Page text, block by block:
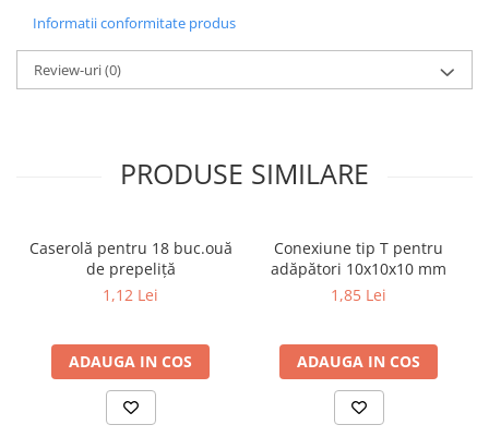
Informatii conformitate produs
Review-uri(0)
PRODUSE SIMILARE
Caserolă pentru 18 buc.ouă
de prepeliță
1,12 Lei
ADAUGA IN COS
Conexiune tip T pentru
adăpători 10x10x10 mm
1,85 Lei
ADAUGA IN COS